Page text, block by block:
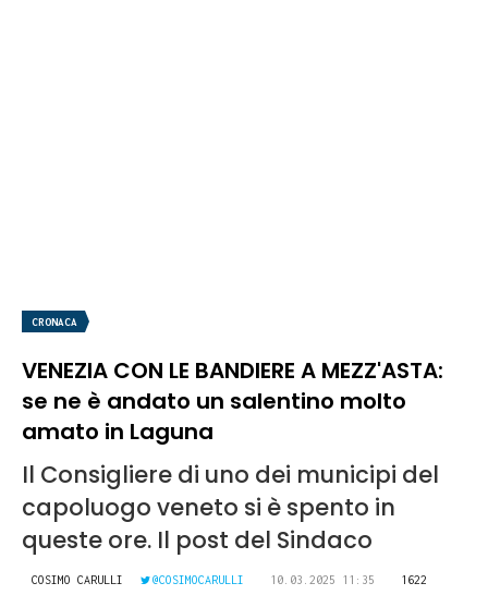
CRONACA
VENEZIA CON LE BANDIERE A MEZZ'ASTA:
se ne è andato un salentino molto
amato in Laguna
Il Consigliere di uno dei municipi del
capoluogo veneto si è spento in
queste ore. Il post del Sindaco
COSIMO CARULLI @COSIMOCARULLI 10.03.2025 11:35
1622